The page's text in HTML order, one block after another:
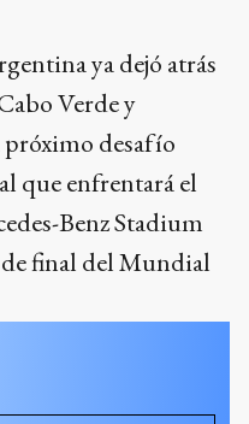
ya dejó atrás
Verde y
próximo desafío
que enfrentará el
Benz Stadium
final del Mundial